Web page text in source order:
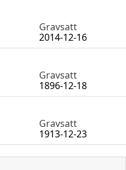
Gravsatt
2014-12-16
Gravsatt
1896-12-18
Gravsatt
1913-12-23